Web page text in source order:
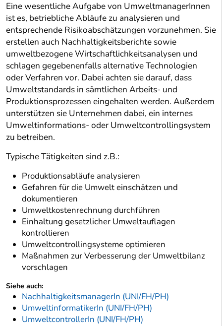
Eine wesentliche Aufgabe von UmweltmanagerInnen
ist es, betriebliche Abläufe zu analysieren und
entsprechende Risikoabschätzungen vorzunehmen. Sie
erstellen auch Nachhaltigkeitsberichte sowie
umweltbezogene Wirtschaftlichkeitsanalysen und
schlagen gegebenenfalls alternative Technologien
oder Verfahren vor. Dabei achten sie darauf, dass
Umweltstandards in sämtlichen Arbeits- und
Produktionsprozessen eingehalten werden. Außerdem
unterstützen sie Unternehmen dabei, ein internes
Umweltinformations- oder Umweltcontrollingsystem
zu betreiben.
Typische Tätigkeiten sind z.B.:
Produktionsabläufe analysieren
Gefahren für die Umwelt einschätzen und
dokumentieren
Umweltkostenrechnung durchführen
Einhaltung gesetzlicher Umweltauflagen
kontrollieren
Umweltcontrollingsysteme optimieren
Maßnahmen zur Verbesserung der Umweltbilanz
vorschlagen
Siehe auch:
NachhaltigkeitsmanagerIn (UNI/FH/PH)
UmweltinformatikerIn (UNI/FH/PH)
UmweltcontrollerIn (UNI/FH/PH)